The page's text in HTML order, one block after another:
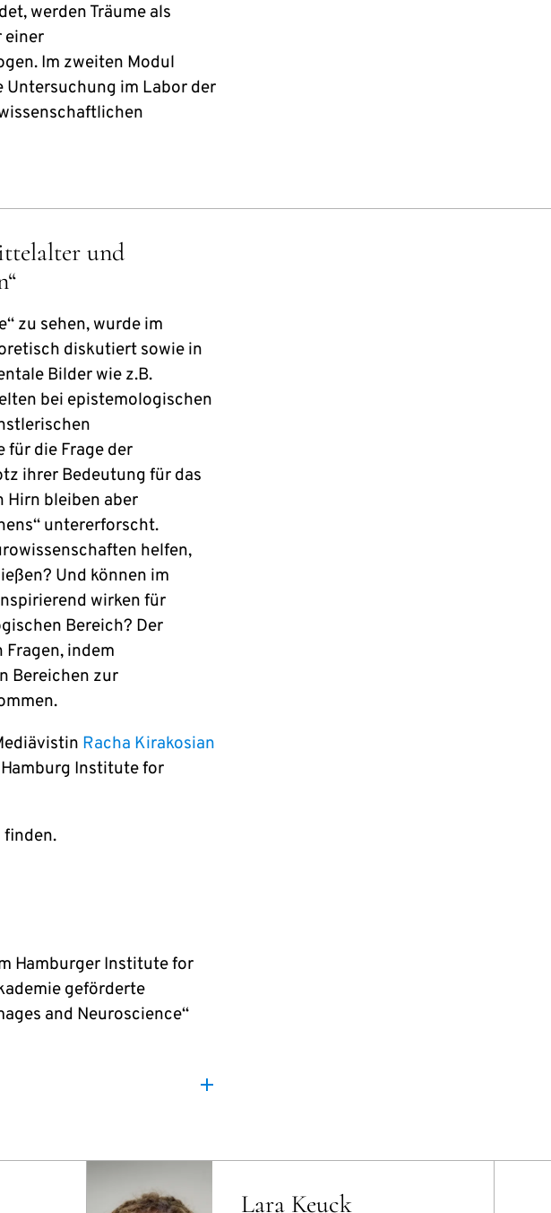
werden Träume als
einer
Im zweiten Modul
im Labor der
und
zu sehen, wurde im
diskutiert sowie in
Bilder wie z.B.
bei epistemologischen
für die Frage der
ihrer Bedeutung für das
Hirn bleiben aber
untererforscht.
helfen,
Und können im
wirken für
Bereich? Der
indem
Bereichen zur
Racha Kirakosian
Institute for
Hamburger Institute for
geförderte
and Neuroscience“
Lara Keuck